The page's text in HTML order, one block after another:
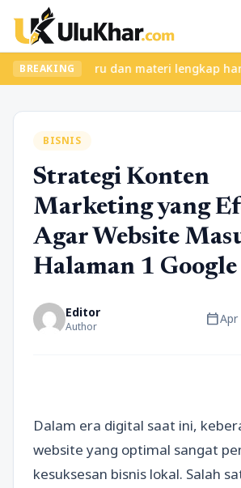
BREAKING
kelas seru dan materi lengkap hanya
BISNIS
Strategi Konten
Marketing yang
Agar Website
Halaman 1 Google
Editor
Author calendar_todayApr
Dalam era digital saat ini,
website yang optimal sangat
kesuksesan bisnis lokal. Salah